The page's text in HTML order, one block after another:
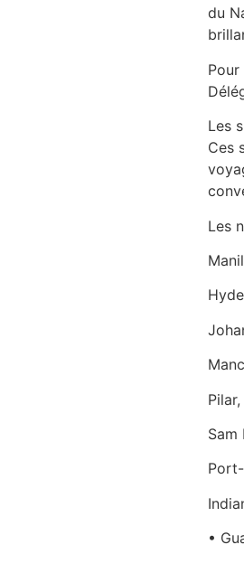
du
Les
Ces
Les
Sam
•